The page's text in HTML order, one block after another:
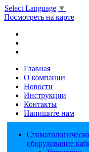
Select Language ▼
Посмотреть на карте
Главная
О компании
Новости
Инструкции
Контакты
Напишите нам
оборудование